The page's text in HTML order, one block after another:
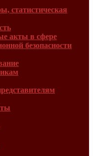
статистическая
акты в сфере
безопасности